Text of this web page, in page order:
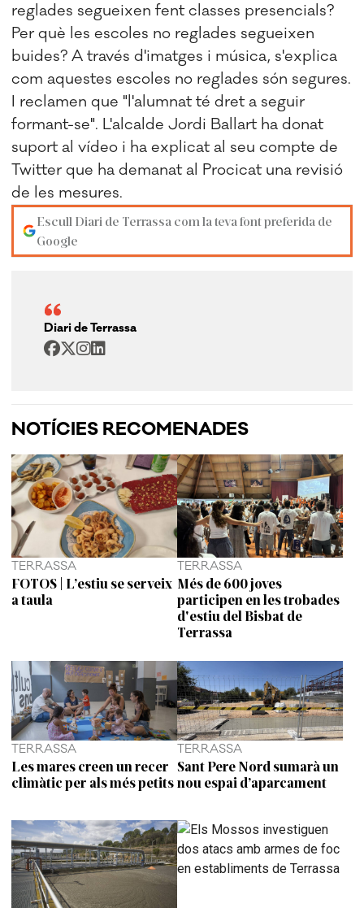
reglades segueixen fent classes presencials?
Per què les escoles no reglades segueixen
buides? A través d'imatges i música, s'explica
com aquestes escoles no reglades són segures.
I reclamen que "l'alumnat té dret a seguir
formant-se". L'alcalde Jordi Ballart ha donat
suport al vídeo i ha explicat al seu compte de
Twitter que ha demanat al Procicat una revisió
de les mesures.
Escull Diari de Terrassa com la teva font preferida de
Google
Diari de Terrassa
NOTÍCIES RECOMENADES
TERRASSA
FOTOS | L’estiu se serveix
a taula
TERRASSA
Més de 600 joves
participen en les trobades
d'estiu del Bisbat de
Terrassa
TERRASSA
Les mares creen un recer
climàtic per als més petits
TERRASSA
Sant Pere Nord sumarà un
nou espai d’aparcament